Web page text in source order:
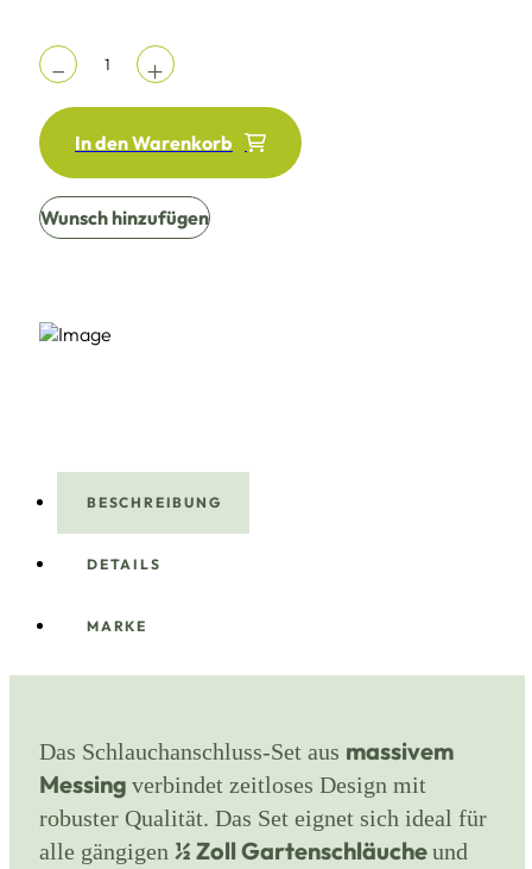
In den Warenkorb
Wunsch hinzufügen
BESCHREIBUNG
DETAILS
MARKE
Das Schlauchanschluss-Set aus massivem
Messing verbindet zeitloses Design mit
robuster Qualität. Das Set eignet sich ideal für
alle gängigen ½ Zoll Gartenschläucheund